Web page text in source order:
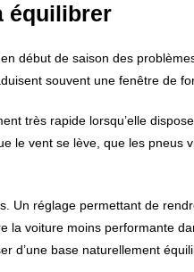
équilibrer
début de saison des
souvent une fenêtre de
très rapide lorsqu’elle
le vent se lève, que les
Un réglage permettant de
la voiture moins performante
d’une base naturellement